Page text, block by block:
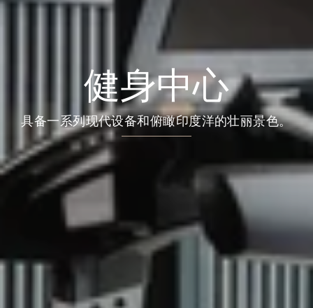
健身中心
具备一系列现代设备和俯瞰印度洋的壮丽景色。